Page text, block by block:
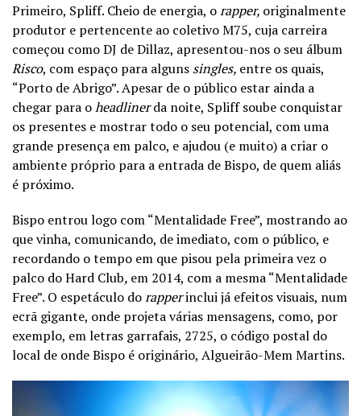
Primeiro, Spliff. Cheio de energia, orapper, originalmente
produtor e pertencente ao coletivo M75, cuja carreira
começou como DJ de Dillaz, apresentou-nos o seu álbum
Risco, com espaço para alguns singles, entre os quais,
“Porto de Abrigo”. Apesar de o público estar ainda a
chegar para oheadlinerda noite, Spliff soube conquistar
os presentes e mostrar todo o seu potencial, com uma
grande presença em palco, e ajudou (e muito) a criar o
ambiente próprio para a entrada de Bispo, de quem aliás
é próximo.
Bispo entrou logo com “Mentalidade Free”, mostrando ao
que vinha, comunicando, de imediato, com o público, e
recordando o tempo em que pisou pela primeira vez o
palco do Hard Club, em 2014, com a mesma “Mentalidade
Free”. O espetáculo dorapperinclui já efeitos visuais, num
ecrã gigante, onde projeta várias mensagens, como, por
exemplo, em letras garrafais, 2725, o código postal do
local de onde Bispo é originário, Algueirão-Mem Martins.